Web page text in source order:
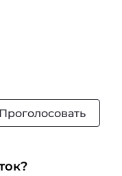
Проголосовать